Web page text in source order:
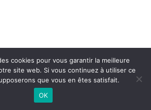
cookies pour vous garantir la meilleure
site web. Si vous continuez à utiliser ce
que vous en êtes satisfait.
OK